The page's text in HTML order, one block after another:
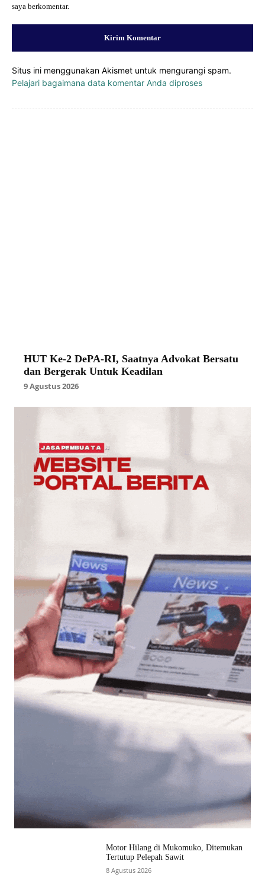
saya berkomentar.
Situs ini menggunakan Akismet untuk mengurangi spam.
Pelajari bagaimana data komentar Anda diproses
HUT Ke-2 DePA-RI, Saatnya Advokat Bersatu
dan Bergerak Untuk Keadilan
9 Agustus 2026
Motor Hilang di Mukomuko, Ditemukan
Tertutup Pelepah Sawit
8 Agustus 2026